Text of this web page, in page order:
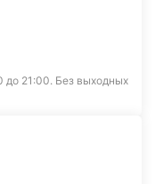
до 21:00. Без выходных